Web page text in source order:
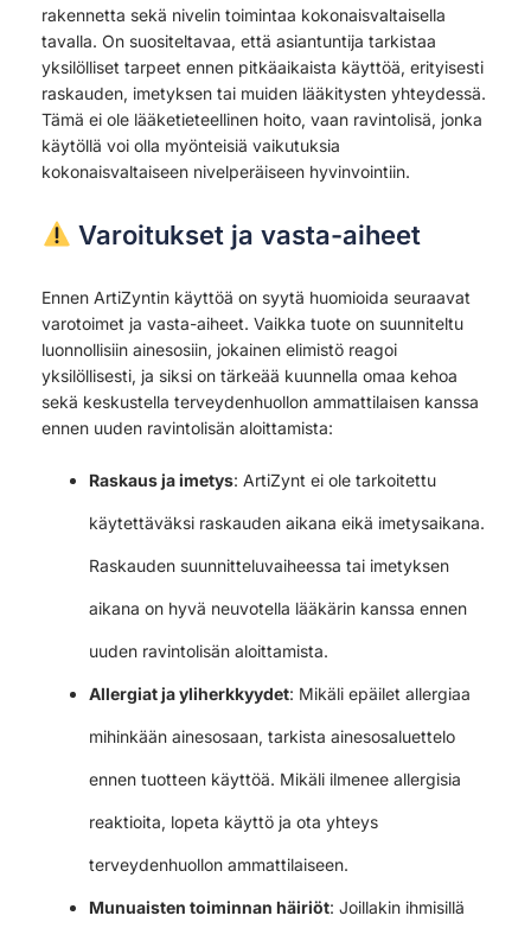
rakennetta sekä nivelin toimintaa kokonaisvaltaisella
tavalla. On suositeltavaa, että asiantuntija tarkistaa
yksilölliset tarpeet ennen pitkäaikaista käyttöä, erityisesti
raskauden, imetyksen tai muiden lääkitysten yhteydessä.
Tämä ei ole lääketieteellinen hoito, vaan ravintolisä, jonka
käytöllä voi olla myönteisiä vaikutuksia
kokonaisvaltaiseen nivelperäiseen hyvinvointiin.
Varoitukset ja vasta-aiheet
Ennen ArtiZyntin käyttöä on syytä huomioida seuraavat
varotoimet ja vasta-aiheet. Vaikka tuote on suunniteltu
luonnollisiin ainesosiin, jokainen elimistö reagoi
yksilöllisesti, ja siksi on tärkeää kuunnella omaa kehoa
sekä keskustella terveydenhuollon ammattilaisen kanssa
ennen uuden ravintolisän aloittamista:
Raskaus ja imetys: ArtiZynt ei ole tarkoitettu
käytettäväksi raskauden aikana eikä imetysaikana.
Raskauden suunnitteluvaiheessa tai imetyksen
aikana on hyvä neuvotella lääkärin kanssa ennen
uuden ravintolisän aloittamista.
Allergiat ja yliherkkyydet: Mikäli epäilet allergiaa
mihinkään ainesosaan, tarkista ainesosaluettelo
ennen tuotteen käyttöä. Mikäli ilmenee allergisia
reaktioita, lopeta käyttö ja ota yhteys
terveydenhuollon ammattilaiseen.
Munuaisten toiminnan häiriöt: Joillakin ihmisillä